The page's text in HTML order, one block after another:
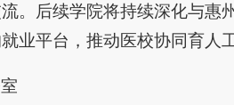
。后续学院将持续深化与
业平台，推动医校协同育人